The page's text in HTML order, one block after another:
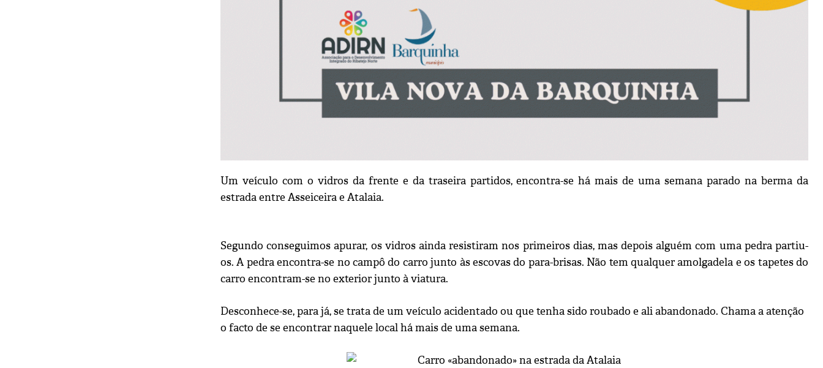
Um veículo com o vidros da frente e da traseira partidos, encontra-se há mais de uma semana parado na berma da
estrada entre Asseiceira e Atalaia.
Segundo conseguimos apurar, os vidros ainda resistiram nos primeiros dias, mas depois alguém com uma pedra partiu-
os. A pedra encontra-se no campô do carro junto às escovas do para-brisas. Não tem qualquer amolgadela e os tapetes do
carro encontram-se no exterior junto à viatura.
Desconhece-se, para já, se trata de um veículo acidentado ou que tenha sido roubado e ali abandonado. Chama a atenção
o facto de se encontrar naquele local há mais de uma semana.